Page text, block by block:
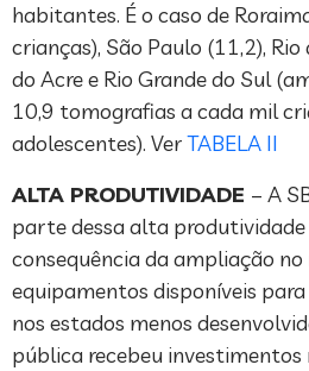
habitantes. É o caso de
crianças), São Paulo (11,2),
do Acre e Rio Grande do Sul
10,9 tomografias a cada mil
adolescentes). VerTABELA II
ALTA PRODUTIVIDADE – A
parte dessa alta produtividade
consequência da ampliação no
equipamentos disponíveis
nos estados menos
pública recebeu investimentos